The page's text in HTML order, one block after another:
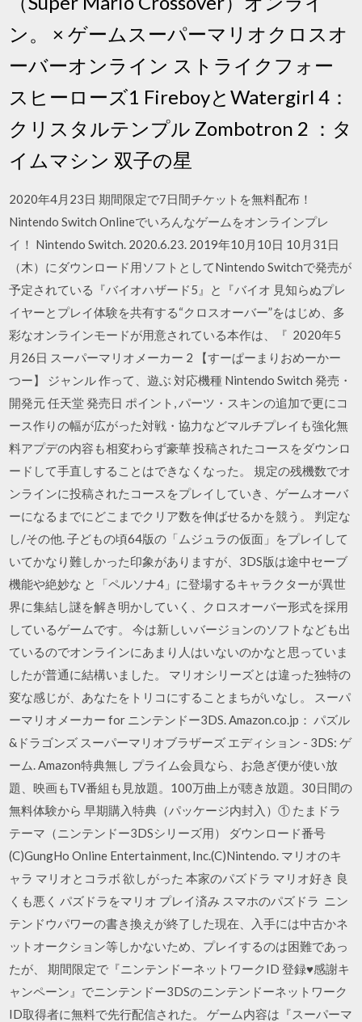
ン。 × ゲームスーパーマリオクロスオ
ーバーオンライン ストライクフォー
スヒーローズ1 FireboyとWatergirl 4：
クリスタルテンプル Zombotron 2 ：タ
イムマシン 双子の星
2020年4月23日 期間限定で7日間チケットを無料配布！
Nintendo Switch Onlineでいろんなゲームをオンラインプレ
イ！ Nintendo Switch. 2020.6.23. 2019年10月10日 10月31日
（木）にダウンロード用ソフトとしてNintendo Switchで発売が
予定されている『バイオハザード5』と『バイオ 見知らぬプレ
イヤーとプレイ体験を共有する“クロスオーバー”をはじめ、多
彩なオンラインモードが用意されている本作は、『 2020年5
月26日 スーパーマリオメーカー 2 【すーぱーまりおめーかー
つー】 ジャンル 作って、遊ぶ 対応機種 Nintendo Switch 発売・
開発元 任天堂 発売日 ポイント, パーツ・スキンの追加で更にコ
ース作りの幅が広がった対戦・協力などマルチプレイも強化無
料アプデの内容も相変わらず豪華 投稿されたコースをダウンロ
ードして手直しすることはできなくなった。 規定の残機数でオ
ンラインに投稿されたコースをプレイしていき、ゲームオーバ
ーになるまでにどこまでクリア数を伸ばせるかを競う。 判定な
し/その他. 子どもの頃64版の「ムジュラの仮面」をプレイして
いてかなり難しかった印象がありますが、3DS版は途中セーブ
機能や絶妙な と「ペルソナ4」に登場するキャラクターが異世
界に集結し謎を解き明かしていく、クロスオーバー形式を採用
しているゲームです。 今は新しいバージョンのソフトなども出
ているのでオンラインにあまり人はいないのかなと思っていま
したが普通に結構いました。 マリオシリーズとは違った独特の
変な感じが、あなたをトリコにすることまちがいなし。 スーパ
ーマリオメーカー for ニンテンドー3DS. Amazon.co.jp： パズル
&ドラゴンズ スーパーマリオブラザーズ エディション - 3DS: ゲ
ーム. Amazon特典無し プライム会員なら、お急ぎ便が使い放
題、映画もTV番組も見放題。100万曲上が聴き放題。30日間の
無料体験から 早期購入特典（パッケージ内封入）① たまドラ
テーマ（ニンテンドー3DSシリーズ用） ダウンロード番号
(C)GungHo Online Entertainment, Inc.(C)Nintendo. マリオのキ
ャラ マリオとコラボ 欲しがった 本家のパズドラ マリオ好き 良
くも悪く パズドラをマリオ プレイ済み スマホのパズドラ ニン
テンドウパワーの書き換えが終了した現在、入手には中古かネ
ットオークション等しかないため、プレイするのは困難であっ
たが、 期間限定で『ニンテンドーネットワークID 登録♥感謝キ
ャンペーン』でニンテンドー3DSのニンテンドーネットワーク
ID取得者に無料で先行配信された。 ゲーム内容は『スーパーマ